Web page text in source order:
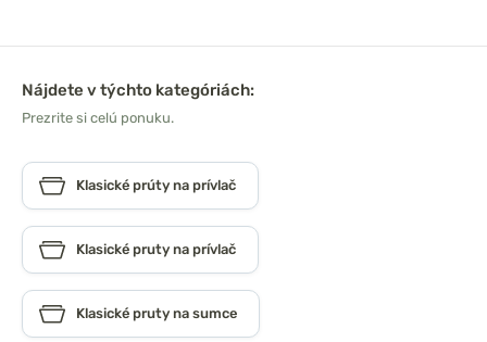
Nájdete v týchto kategóriách:
Prezrite si celú ponuku.
Klasické prúty na prívlač
Klasické pruty na prívlač
Klasické pruty na sumce